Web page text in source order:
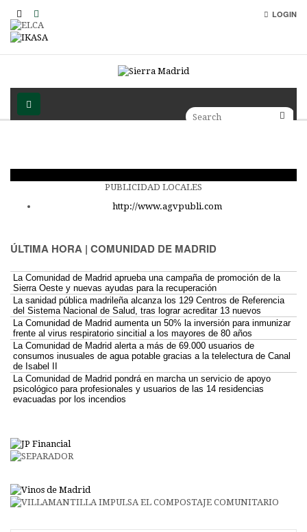
LOGIN
PUBLICIDAD LOCALES
http://www.agvpubli.com
ÚLTIMA HORA | COMUNIDAD DE MADRID
La Comunidad de Madrid aprueba una campaña de promoción de la
Sierra Oeste y nuevas ayudas para la recuperación
La sanidad pública madrileña alcanza los 129 Centros de Referencia
del Sistema Nacional de Salud, tras lograr acreditar 13 nuevos
La Comunidad de Madrid aumenta un 50% la inversión para inmunizar
frente al virus respiratorio sincitial a los mayores de 80 años
La Comunidad de Madrid alerta a más de 69.000 usuarios de
consumos inusuales de agua potable gracias a la telelectura de Canal
de Isabel II
La Comunidad de Madrid pondrá en marcha un servicio de apoyo
psicológico para profesionales y usuarios de las 14 residencias
evacuadas por los incendios